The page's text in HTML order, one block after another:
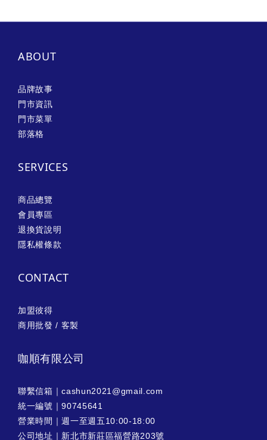
ABOUT
品牌故事
門市資訊
門市菜單
部落格
SERVICES
商品總覽
會員專區
退換貨說明
隱私權條款
CONTACT
加盟彼得
商用批發 / 客製
咖順有限公司
聯繫信箱｜cashun2021@gmail.com
統一編號｜90745641
營業時間｜週一至週五10:00-18:00
公司地址｜新北市新莊區福營路203號